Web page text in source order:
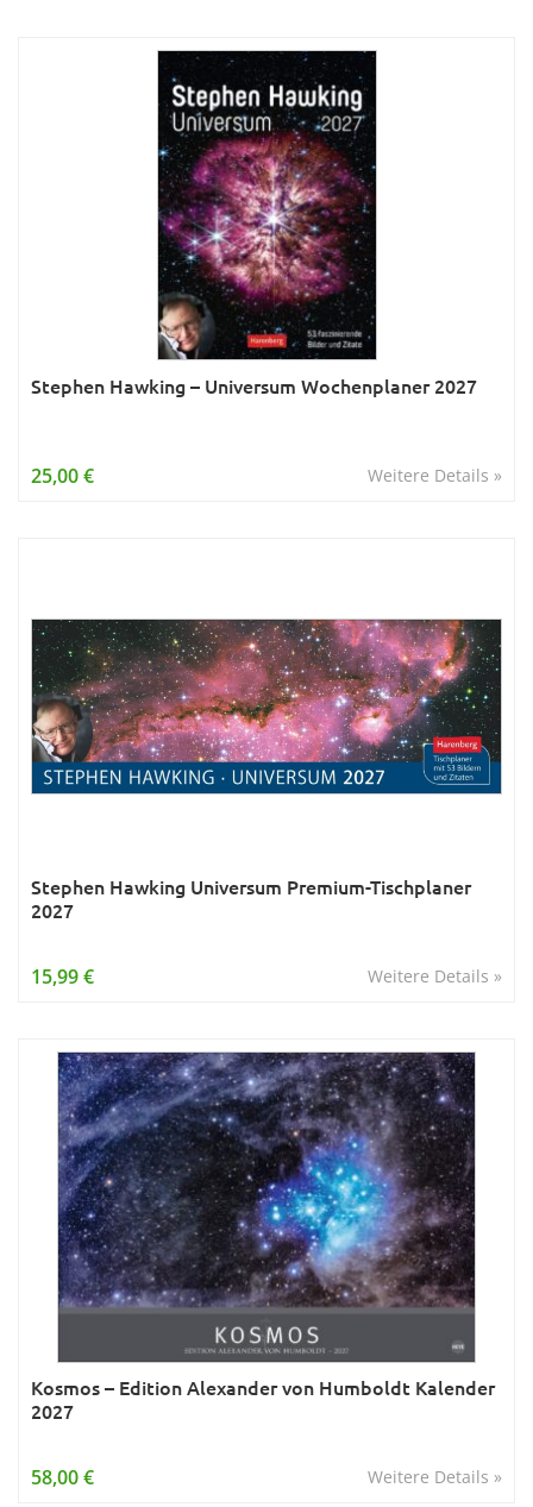
Sprachkalender
Sternzeichen & Mond
Verkehr & Technik
Was ist was; Städte
Young Adult
Stephen Hawking – Universum Wochenplaner 2027
Weitere Details »
25,00 €
Stephen Hawking Universum Premium-Tischplaner
2027
Weitere Details »
15,99 €
Kosmos – Edition Alexander von Humboldt Kalender
2027
Weitere Details »
58,00 €